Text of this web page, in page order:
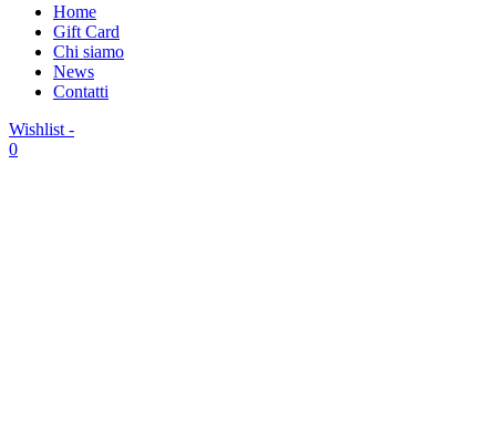
Home
Gift Card
Chi siamo
News
Contatti
Wishlist -
0